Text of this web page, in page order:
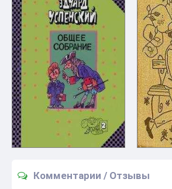
Комментарии / Отзывы